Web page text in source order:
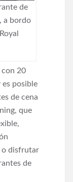
de
a bordo
con 20
posible
de cena
que
o disfrutar
de